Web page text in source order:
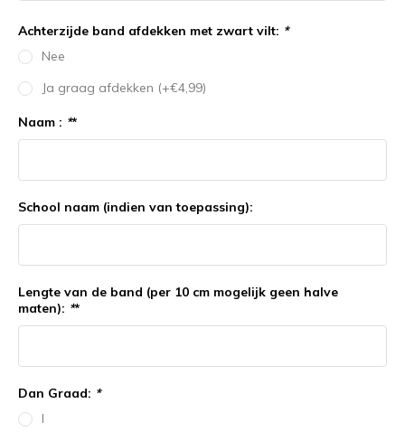
Achterzijde band afdekken met zwart vilt: *
Nee
Ja graag afdekken (+€4,99)
Naam : **
School naam (indien van toepassing):
Lengte van de band (per 10 cm mogelijk geen halve
maten): **
Dan Graad: *
I